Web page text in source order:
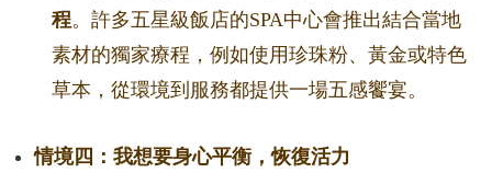
程。許多五星級飯店的SPA中心會推出結合當地
素材的獨家療程，例如使用珍珠粉、黃金或特色
草本，從環境到服務都提供一場五感饗宴。
情境四：我想要身心平衡，恢復活力